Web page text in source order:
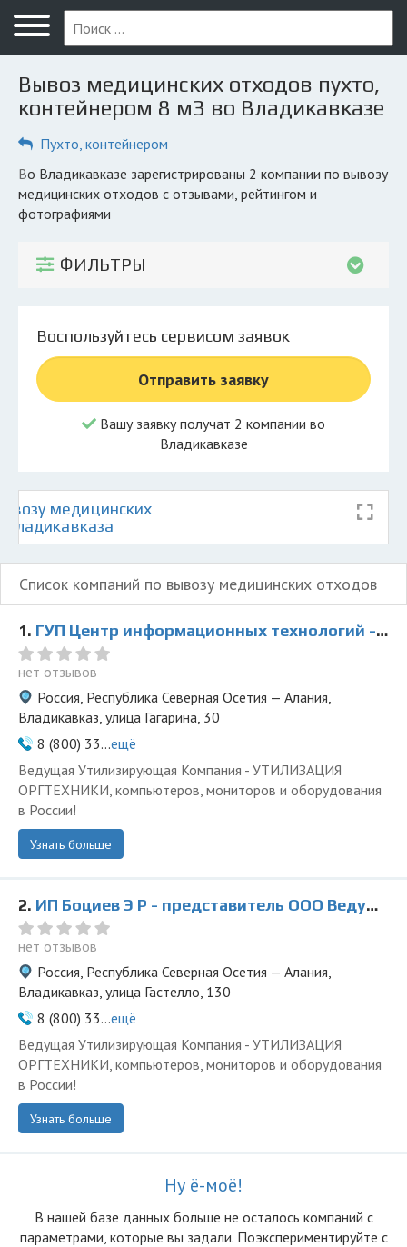
Меню
Главная
Вопрос юристу
Компании
КОМПАНИЯМ
© 2026 Все права защищены
Вывоз медицинских отходов пухто,
контейнером 8 м3 во Владикавказе
Пухто, контейнером
во Владикавказе зарегистрированы 2 компании по вывозу
медицинских отходов с отзывами, рейтингом и
фотографиями
ФИЛЬТРЫ
Воспользуйтесь сервисом заявок
Отправить заявку
Вашу заявку получат 2 компании во
Владикавказе
медицинских
Список компаний по вывозу медицинских отходов
1. ГУП Центр информационных технологий - представитель ООО Ведущая Утилизирующая Компания
нет отзывов
Россия, Республика Северная Осетия — Алания,
Владикавказ, улица Гагарина, 30
8 (800) 33...ещё
Ведущая Утилизирующая Компания - УТИЛИЗАЦИЯ
ОРГТЕХНИКИ, компьютеров, мониторов и оборудования
в России!
Узнать больше
2. ИП Боциев Э Р - представитель ООО Ведущая Утилизирующая Компания
нет отзывов
Россия, Республика Северная Осетия — Алания,
Владикавказ, улица Гастелло, 130
8 (800) 33...ещё
Ведущая Утилизирующая Компания - УТИЛИЗАЦИЯ
ОРГТЕХНИКИ, компьютеров, мониторов и оборудования
в России!
Узнать больше
Ну ё-моё!
В нашей базе данных больше не осталоcь компаний с
параметрами, которые вы задали. Поэкспериментируйте с